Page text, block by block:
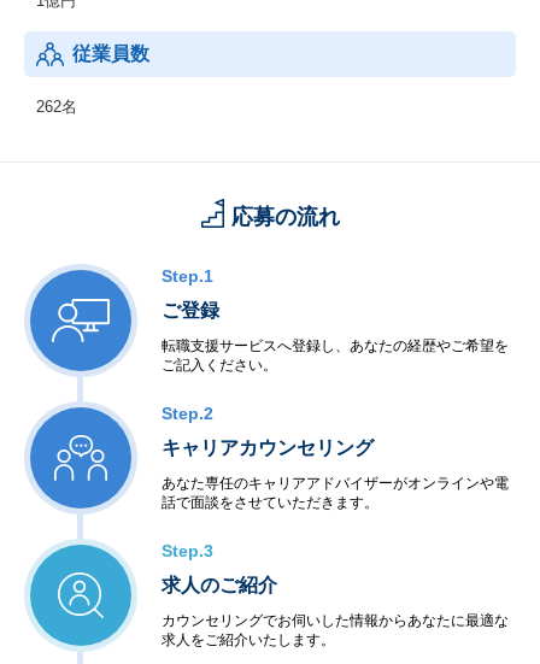
従業員数
262名
応募の流れ
Step.1
ご登録
転職支援サービスへ登録し、あなたの経歴やご希望を
ご記入ください。
Step.2
キャリアカウンセリング
あなた専任のキャリアアドバイザーがオンラインや電
話で面談をさせていただきます。
Step.3
求人のご紹介
カウンセリングでお伺いした情報からあなたに最適な
求人をご紹介いたします。